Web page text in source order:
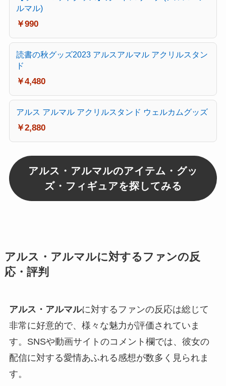
ルマル)
￥990
読書の秋グッズ2023 アルスアルマル アクリルスタン
ド
￥4,480
アルス アルマル アクリルスタンド ウェルカムグッズ
￥2,880
アルス・アルマルのアイテム・グッ
ズ・フィギュアを探してみる
アルス・アルマルに対するファンの反
応・評判
アルス・アルマルに対するファンの反応は総じて
非常に好意的で、様々な魅力が評価されていま
す。SNSや動画サイトのコメント欄では、彼女の
配信に対する愛情あふれる感想が数多く見られま
す。